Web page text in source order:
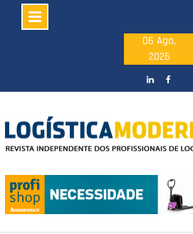
06 Ago,
2026